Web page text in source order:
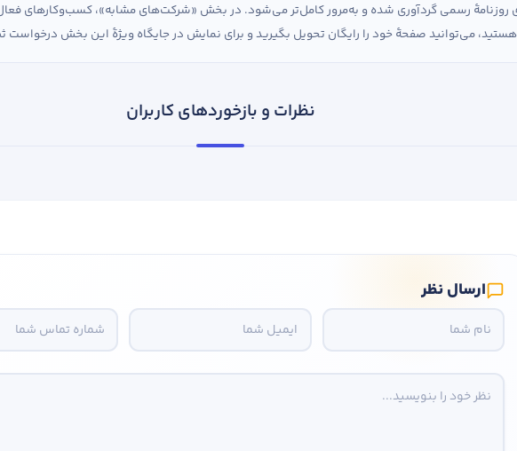
روزنامهٔ رسمی گردآوری شده و به‌مرور کامل‌تر می‌شود. در بخش «شرکت‌های مشابه»، کسب‌وکارهای
می‌توانید صفحهٔ خود را رایگان تحویل بگیرید و برای نمایش در جایگاه ویژهٔ این بخش درخواست
نظرات و بازخوردهای کاربران
ارسال نظر